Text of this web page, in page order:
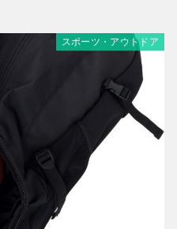
スポーツ・アウトドア